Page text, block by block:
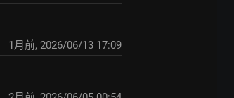
1月前, 2026/06/13 17:09